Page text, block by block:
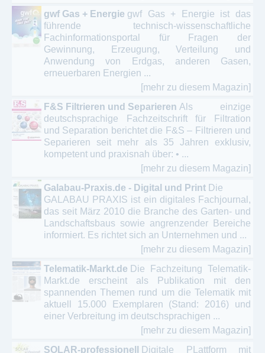
gwf Gas + Energie gwf Gas + Energie ist das
führende technisch-wissenschaftliche
Fachinformationsportal für Fragen der
Gewinnung, Erzeugung, Verteilung und
Anwendung von Erdgas, anderen Gasen,
erneuerbaren Energien ...
[mehr zu diesem Magazin]
F&S Filtrieren und Separieren Als einzige
deutschsprachige Fachzeitschrift für Filtration
und Separation berichtet die F&S – Filtrieren und
Separieren seit mehr als 35 Jahren exklusiv,
kompetent und praxisnah über: • ...
[mehr zu diesem Magazin]
Galabau-Praxis.de - Digital und Print Die
GALABAU PRAXIS ist ein digitales Fachjournal,
das seit März 2010 die Branche des Garten- und
Landschaftsbaus sowie angrenzender Bereiche
informiert. Es richtet sich an Unternehmen und ...
[mehr zu diesem Magazin]
Telematik-Markt.de Die Fachzeitung Telematik-
Markt.de erscheint als Publikation mit den
spannenden Themen rund um die Telematik mit
aktuell 15.000 Exemplaren (Stand: 2016) und
einer Verbreitung im deutschsprachigen ...
[mehr zu diesem Magazin]
SOLAR-professionell
Digitale PLattform mit